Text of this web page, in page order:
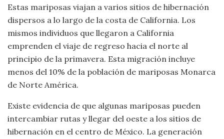
Estas mariposas viajan a varios sitios de hibernación
dispersos a lo largo de la costa de California. Los
mismos individuos que llegaron a California
emprenden el viaje de regreso hacia el norte al
principio de la primavera. Esta migración incluye
menos del 10% de la población de mariposas Monarca
de Norte América.
Existe evidencia de que algunas mariposas pueden
intercambiar rutas y llegar del oeste a los sitios de
hibernación en el centro de México. La generación